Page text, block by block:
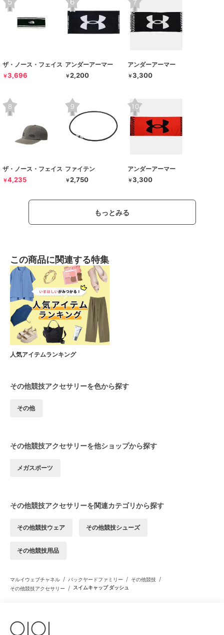
ザ・ノース・フェイス
￥3,696
アンダーアーマー
￥2,200
アンダーアーマー
￥3,300
ザ・ノース・フェイス
￥4,235
ファイテン
￥2,750
アンダーアーマー
￥3,300
もっとみる
この商品に関連する特集
人気アイテムランキング
その他競技アクセサリーを色から探す
その他
その他競技アクセサリーを他ショップから探す
メガスポーツ
その他競技アクセサリーを関連カテゴリから探す
その他競技ウェア その他競技シューズ
その他競技用品
マルイウェブチャネル / バックヤードファミリー / その他競技 /
その他競技アクセサリー / スイムキャップ ダッシュ